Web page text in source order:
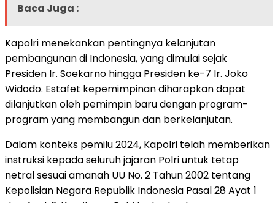
Baca Juga :
Kapolri menekankan pentingnya kelanjutan
pembangunan di Indonesia, yang dimulai sejak
Presiden Ir. Soekarno hingga Presiden ke-7 Ir. Joko
Widodo. Estafet kepemimpinan diharapkan dapat
dilanjutkan oleh pemimpin baru dengan program-
program yang membangun dan berkelanjutan.
Dalam konteks pemilu 2024, Kapolri telah memberikan
instruksi kepada seluruh jajaran Polri untuk tetap
netral sesuai amanah UU No. 2 Tahun 2002 tentang
Kepolisian Negara Republik Indonesia Pasal 28 Ayat 1